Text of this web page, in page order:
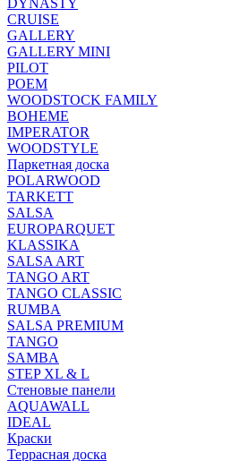
DYNASTY
CRUISE
GALLERY
GALLERY MINI
PILOT
POEM
WOODSTOCK FAMILY
BOHEME
IMPERATOR
WOODSTYLE
Паркетная доска
POLARWOOD
TARKETT
SALSA
EUROPARQUET
KLASSIKA
SALSA ART
TANGO ART
TANGO CLASSIC
RUMBA
SALSA PREMIUM
TANGO
SAMBA
STEP XL & L
Стеновые панели
AQUAWALL
IDEAL
Краски
Террасная доска